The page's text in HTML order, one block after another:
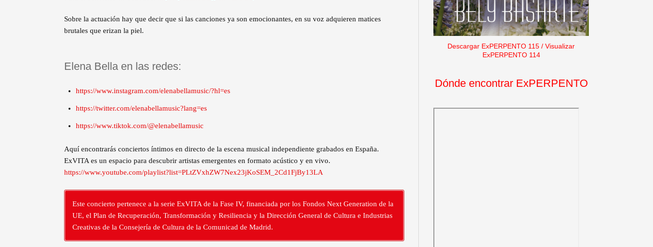
Sobre la actuación hay que decir que si las canciones ya son emocionantes, en su voz adquieren matices
brutales que erizan la piel.
Elena Bella en las redes:
https://www.instagram.com/elenabellamusic/?hl=es
https://twitter.com/elenabellamusic?lang=es
https://www.tiktok.com/@elenabellamusic
Aquí encontrarás conciertos íntimos en directo de la escena musical independiente grabados en España.
ExVITA es un espacio para descubrir artistas emergentes en formato acústico y en vivo.
https://www.youtube.com/playlist?list=PLtZVxhZW7Nex23jKoSEM_2Cd1FjBy13LA
Este concierto pertenece a la serie ExVITA de la Fase IV, financiada por los Fondos Next Generation de la
UE, el Plan de Recuperación, Transformación y Resiliencia y la Dirección General de Cultura e Industrias
Creativas de la Consejería de Cultura de la Comunicad de Madrid.
Descargar ExPERPENTO 115 / Visualizar
ExPERPENTO 114
Dónde encontrar ExPERPENTO